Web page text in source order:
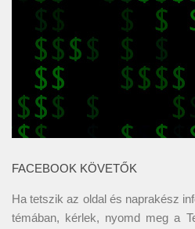
FACEBOOK KÖVETŐK
Ha tetszik az oldal és naprakész
témában, kérlek, nyomd meg a